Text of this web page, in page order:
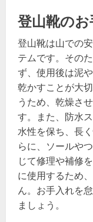
登山靴の
登山靴は山での
テムです。その
ず、使用後は泥
乾かすことが大
うため、乾燥さ
す。また、防水
水性を保ち、長
らに、ソールや
じて修理や補修
に使用するため
ん。お手入れを
ましょう。